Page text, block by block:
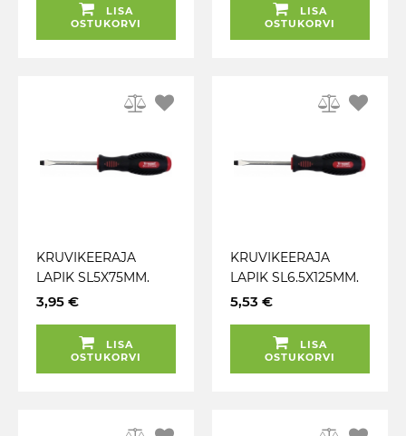
LISA
OSTUKORVI
LISA
OSTUKORVI
KRUVIKEERAJA
LAPIK SL5X75MM.
CRV ERITERAS. 2K-
3,95 €
LISA
OSTUKORVI
KRUVIKEERAJA
LAPIK SL6.5X125MM.
CRV ERITERAS. 2K-
5,53 €
LISA
OSTUKORVI